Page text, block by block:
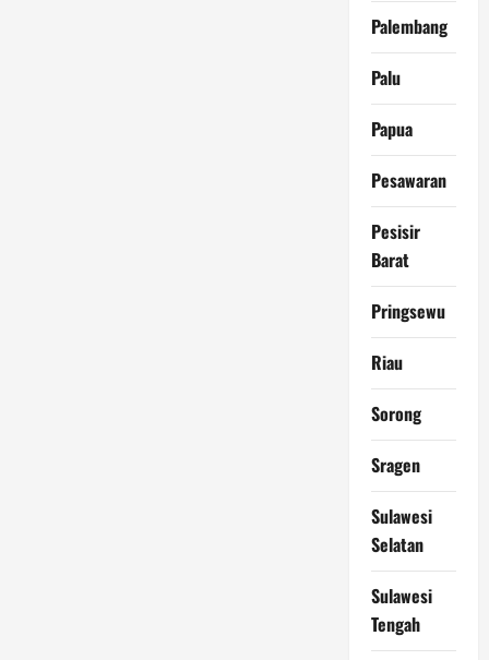
Palembang
Palu
Papua
Pesawaran
Pesisir
Barat
Pringsewu
Riau
Sorong
Sragen
Sulawesi
Selatan
Sulawesi
Tengah